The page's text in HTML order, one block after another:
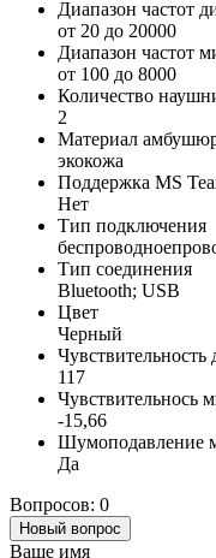
Диапазон частот
от 20 до 20000
Диапазон частот
от 100 до 8000
Количество
2
Материал
экокожа
Поддержка MS
Нет
Тип подключения
Тип соединения
Bluetooth; USB
Цвет
Черный
117
Чувствительнось
-15,66
Шумоподавление
Да
Вопросов: 0
Новый вопрос
Ваше имя